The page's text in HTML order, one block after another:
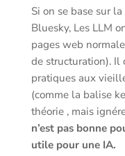
Si on se base sur
Bluesky, Les LLM
pages web
de structuration). Il
pratiques aux
(comme la balise
théorie , mais
n’est pas bonne
utile pour une IA.